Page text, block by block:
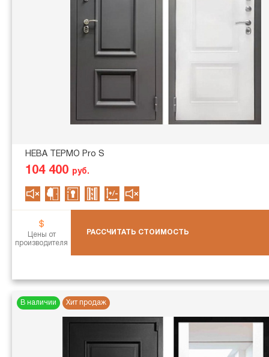
НЕВА ТЕРМО Pro S
104 400 руб.
Цены от
производителя
РАССЧИТАТЬ СТОИМОСТЬ
В наличии Хит продаж